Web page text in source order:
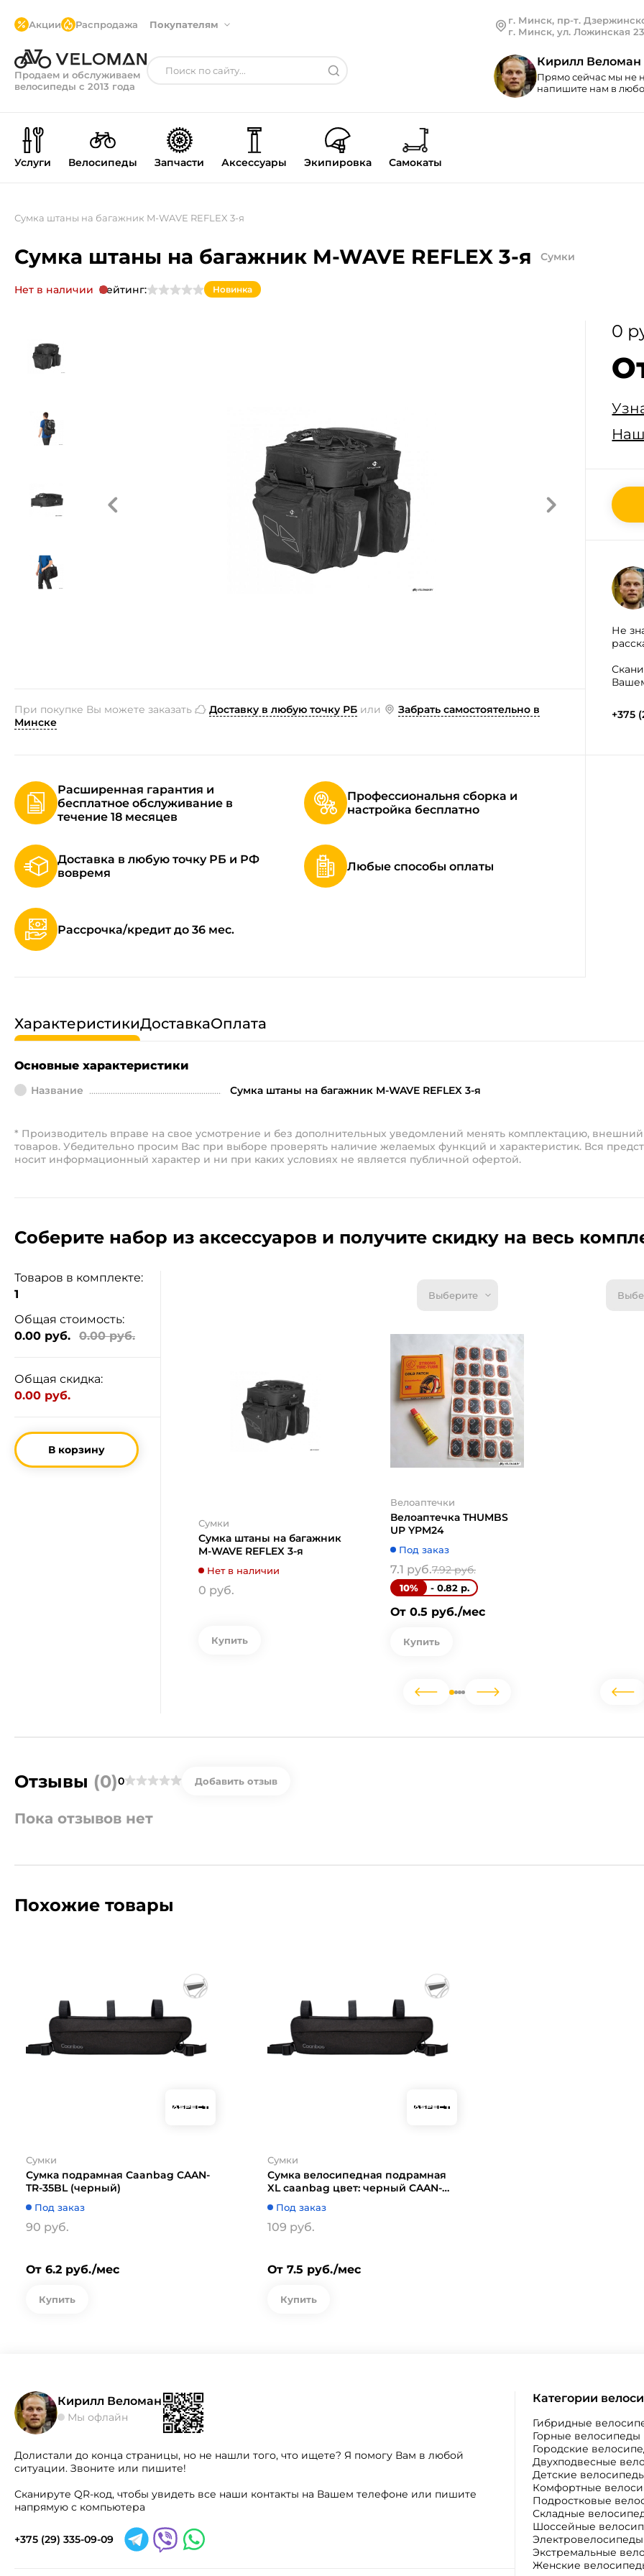
Акции Распродажа Покупателям
Продаем и обслуживаем
велосипеды с 2013 года
г. Минск, пр-т.
г. Минск, ул. Ложинская 23
Кирилл Веломан
Прямо сейчас мы не
напишите нам в
Услуги Велосипеды Запчасти Аксессуары Экипировка Самокаты
Сумка штаны на багажник M-WAVE REFLEX 3-я
Сумка штаны на багажник M-WAVE REFLEX 3-я Сумки
Нет в наличии Рейтинг: Новинка
При покупке Вы можете заказать Доставку в любую точку РБ или
Забрать самостоятельно в
Минске
0
Не
+375
Расширенная гарантия и
бесплатное обслуживание в
течение 18 месяцев
Профессиональня сборка и
настройка бесплатно
Доставка в любую точку РБ и РФ
вовремя
Любые способы оплаты
Рассрочка/кредит до 36 мес.
ХарактеристикиДоставкаОплата
Основные характеристики
Название Сумка штаны на багажник M-WAVE REFLEX 3-я
* Производитель вправе на свое усмотрение и без дополнительных уведомлений менять комплектацию,
товаров. Убедительно просим Вас при выборе проверять наличие желаемых функций и характеристик. Вся
носит информационный характер и ни при каких условиях не является публичной офертой.
Соберите набор из аксессуаров и получите скидку на весь
Товаров в комплекте:
1
Общая стоимость:
0.00 руб.
0.00 руб.
Общая скидка:
0.00 руб.
В корзину
Сумки
Сумка штаны на багажник
M-WAVE REFLEX 3-я
Нет в наличии
0 руб.
Купить
Выберите
Велоаптечки
Велоаптечка THUMBS
UP YPM24
Под заказ
7.1 руб.7.92 руб.
10% - 0.82 р.
От 0.5 руб./мес
Купить
Отзывы (0)0 Добавить отзыв
Пока отзывов нет
Похожие товары
Сумки
Сумка подрамная Caanbag CAAN-
TR-35BL (черный)
Под заказ
90 руб.
От 6.2 руб./мес
Купить
Сумки
Сумка велосипедная подрамная
XL caanbag цвет: черный CAAN-
Под заказ
109 руб.
От 7.5 руб./мес
Купить
Кирилл Веломан
Мы офлайн
Долистали до конца страницы, но не нашли того, что ищете? Я помогу Вам в любой
ситуации. Звоните или пишите!
Сканируте QR-код, чтобы увидеть все наши контакты на Вашем телефоне или пишите
напрямую с компьютера
+375 (29) 335-09-09
Категории
Гибридные
Горные велосипеды
Городские
Двухподвесные
Детские
Комфортные
Подростковые
Складные
Шоссейные
Электровелосипеды
Экстремальные
Женские